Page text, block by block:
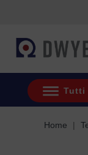
Tutti
Home